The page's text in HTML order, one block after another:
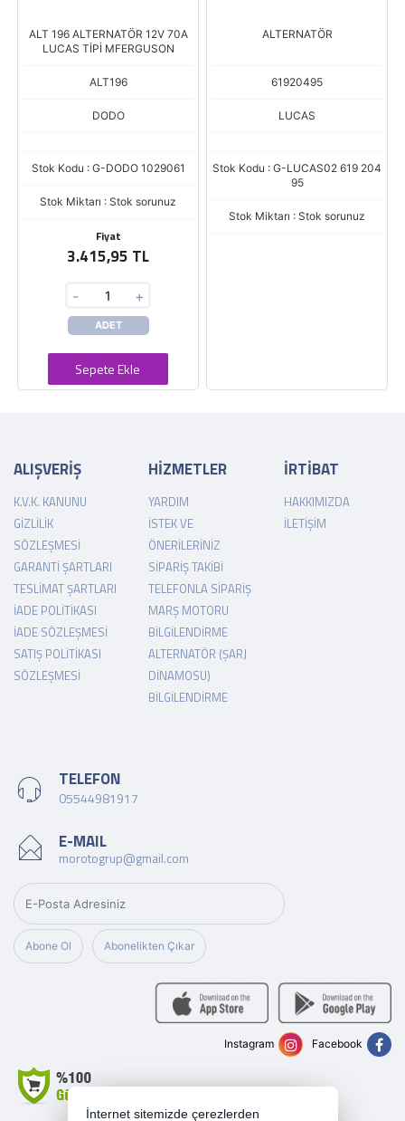
ALT 196 ALTERNATÖR 12V 70A
LUCAS TİPİ MFERGUSON
ALT196
DODO
Stok Kodu : G-DODO 1029061
Stok Miktarı : Stok sorunuz
Fiyat
3.415,95 TL
- +
ADET
Sepete Ekle
ALTERNATÖR
61920495
LUCAS
Stok Kodu : G-LUCAS02 619 204
95
Stok Miktarı : Stok sorunuz
ALIŞVERİŞ
K.V.K. KANUNU
GIZLILIK
SÖZLEŞMESI
GARANTI ŞARTLARI
TESLIMAT ŞARTLARI
İADE POLITIKASI
İADE SÖZLEŞMESI
SATIŞ POLITIKASI
SÖZLEŞMESI
HİZMETLER
YARDIM
İSTEK VE
ÖNERILERINIZ
SIPARIŞ TAKIBI
TELEFONLA SIPARIŞ
MARŞ MOTORU
BILGILENDIRME
ALTERNATÖR (ŞARJ
DINAMOSU)
BILGILENDIRME
İRTİBAT
HAKKIMIZDA
İLETIŞIM
TELEFON
05544981917
E-MAIL
morotogrup@gmail.com
Abone Ol Abonelikten Çıkar
Facebook
Instagram
İnternet sitemizde çerezlerden